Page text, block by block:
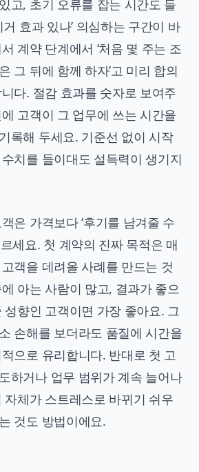
고, 초기 오류를 잡는 시간도 들
거 효과 있나’ 의심하는 구간이 바
계약 단계에서 ‘처음 몇 주는 조
그 뒤에 함께 하자’고 미리 합의
다. 절감 효과를 숫자로 보여주
고객이 그 업무에 쓰는 시간을
록해 두세요. 기준선 없이 시작
치를 들이대도 설득력이 생기지
은 가격보다 ‘후기를 남겨줄 수
세요. 첫 계약의 진짜 목적은 매
객을 데려올 사례를 만드는 것
아는 사람이 많고, 결과가 좋으
성향인 고객이면 가장 좋아요. 그
손해를 보더라도 품질에 시간을
으로 유리합니다. 반대로 첫 고
하거나 업무 범위가 계속 늘어나
자체가 스트레스로 바뀌기 쉬우
것도 방법이에요.